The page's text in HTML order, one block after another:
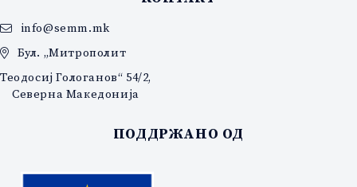
info@semm.mk
Бул. „Митрополит
Теодосиј Гологанов“ 54/2,
Северна Македонија
ПОДДРЖАНО ОД